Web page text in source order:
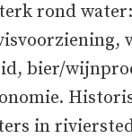
rond
bier/
in